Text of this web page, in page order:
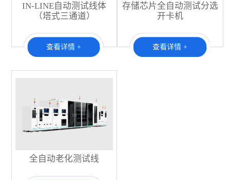
IN-LINE自动测试线体
（塔式三通道）
查看详情 +
存储芯片全自动测试分选
开卡机
查看详情 +
全自动老化测试线